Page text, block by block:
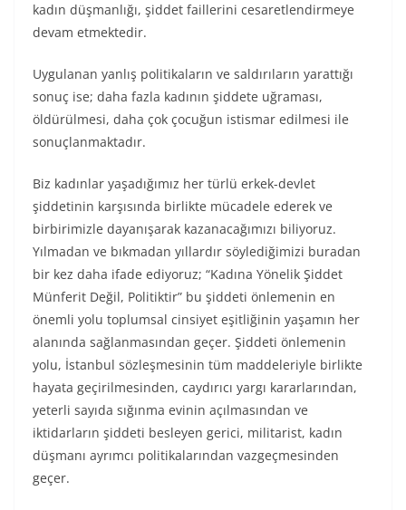
kadın düşmanlığı, şiddet faillerini cesaretlendirmeye
devam etmektedir.
Uygulanan yanlış politikaların ve saldırıların yarattığı
sonuç ise; daha fazla kadının şiddete uğraması,
öldürülmesi, daha çok çocuğun istismar edilmesi ile
sonuçlanmaktadır.
Biz kadınlar yaşadığımız her türlü erkek-devlet
şiddetinin karşısında birlikte mücadele ederek ve
birbirimizle dayanışarak kazanacağımızı biliyoruz.
Yılmadan ve bıkmadan yıllardır söylediğimizi buradan
bir kez daha ifade ediyoruz; “Kadına Yönelik Şiddet
Münferit Değil, Politiktir” bu şiddeti önlemenin en
önemli yolu toplumsal cinsiyet eşitliğinin yaşamın her
alanında sağlanmasından geçer. Şiddeti önlemenin
yolu, İstanbul sözleşmesinin tüm maddeleriyle birlikte
hayata geçirilmesinden, caydırıcı yargı kararlarından,
yeterli sayıda sığınma evinin açılmasından ve
iktidarların şiddeti besleyen gerici, militarist, kadın
düşmanı ayrımcı politikalarından vazgeçmesinden
geçer.